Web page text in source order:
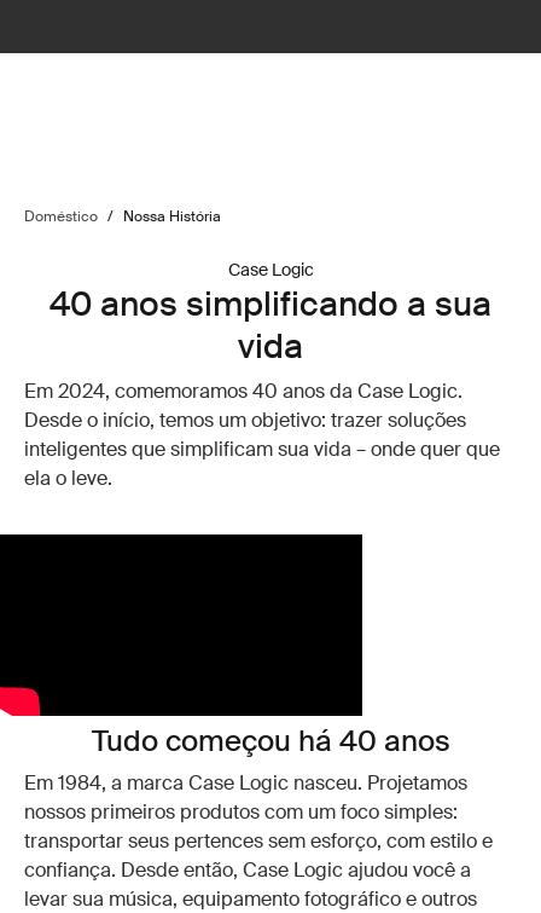
Doméstico / Nossa História
Case Logic
40 anos simplificando a sua
vida
Em 2024, comemoramos 40 anos da Case Logic.
Desde o início, temos um objetivo: trazer soluções
inteligentes que simplificam sua vida – onde quer que
ela o leve.
Tudo começou há 40 anos
Em 1984, a marca Case Logic nasceu. Projetamos
nossos primeiros produtos com um foco simples:
transportar seus pertences sem esforço, com estilo e
confiança. Desde então, Case Logic ajudou você a
levar sua música, equipamento fotográfico e outros